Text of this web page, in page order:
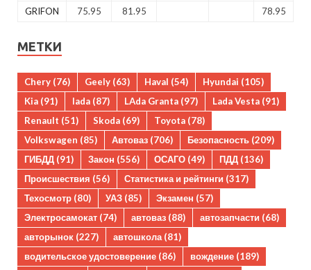
GRIFON
75.95 81.95 78.95
МЕТКИ
Chery (76) Geely (63) Haval (54) Hyundai (105)
Kia (91) lada (87) LAda Granta (97) Lada Vesta (91)
Renault (51) Skoda (69) Toyota (78)
Volkswagen (85) Автоваз (706) Безопасность (209)
ГИБДД (91) Закон (556) ОСАГО (49) ПДД (136)
Происшествия (56) Статистика и рейтинги (317)
Техосмотр (80) УАЗ (85) Экзамен (57)
Электросамокат (74) автоваз (88) автозапчасти (68)
авторынок (227) автошкола(81)
водительское удостоверение (86) вождение (189)